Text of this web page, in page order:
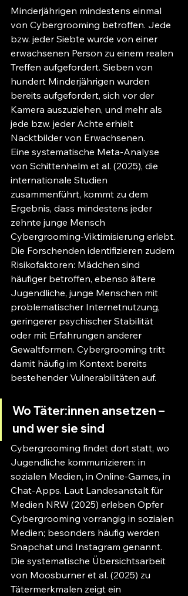
Minderjährigen mindestens einmal
von Cybergrooming betroffen. Jede
bzw. jeder Siebte wurde von einer
erwachsenen Person zu einem realen
Treffen aufgefordert. Sieben von
hundert Minderjährigen wurden
bereits aufgefordert, sich vor der
Kamera auszuziehen, und mehr als
jede bzw. jeder Achte erhielt
Nacktbilder von Erwachsenen.
Eine systematische Meta-Analyse
von Schittenhelm et al. (2025), die
internationale Studien
zusammenführt, kommt zu dem
Ergebnis, dass mindestens jeder
zehnte junge Mensch
Cybergrooming-Viktimisierung erlebt.
Die Forschenden identifizieren zudem
Risikofaktoren: Mädchen sind
häufiger betroffen, ebenso ältere
Jugendliche, junge Menschen mit
problematischer Internetnutzung,
geringerer psychischer Stabilität
oder mit Erfahrungen anderer
Gewaltformen. Cybergrooming tritt
damit häufig im Kontext bereits
bestehender Vulnerabilitäten auf.
Wo Täter:innen ansetzen –
und wer sie sind
Cybergrooming findet dort statt, wo
Jugendliche kommunizieren: in
sozialen Medien, in Online-Games, in
Chat-Apps. Laut Landesanstalt für
Medien NRW (2025) erleben Opfer
Cybergrooming vorrangig in sozialen
Medien; besonders häufig werden
Snapchat und Instagram genannt.
Die systematische Übersichtsarbeit
von Moosburner et al. (2025) zu
Tätermerkmalen zeigt ein